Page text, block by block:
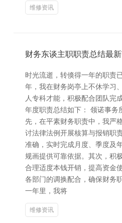
维修资讯
财务东谈主职职责总结最
时光流逝，转倏得一年的职责
年，我在财务岗亭上不休学习
人专科才能，积极配合团队完
年度职责总结如下： 领诺事务
先，在平素财务职责中，我严
讨法律法例开展核算与报销职
准确，实时完成月度、季度及
规画提供可靠依据。其次，积
合理适度本钱开销，提高资金
各部门的调换配合，确保财务
一年里，我将
维修资讯